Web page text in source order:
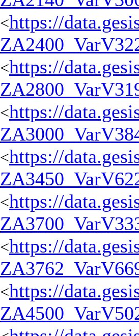
<https://
<https://
<https://
<https://
<https://
<https://
<https://